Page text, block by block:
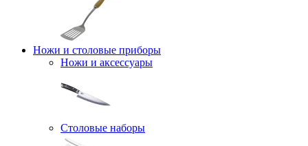
Ножи и столовые приборы
Ножи и аксессуары
Столовые наборы